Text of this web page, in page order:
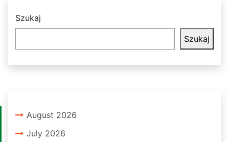
Szukaj
Szukaj
August 2026
July 2026